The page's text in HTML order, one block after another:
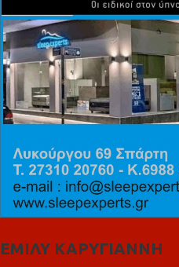
ΕΜΙΛΥ ΚΑΡΥΓΙΑΝΝΗ